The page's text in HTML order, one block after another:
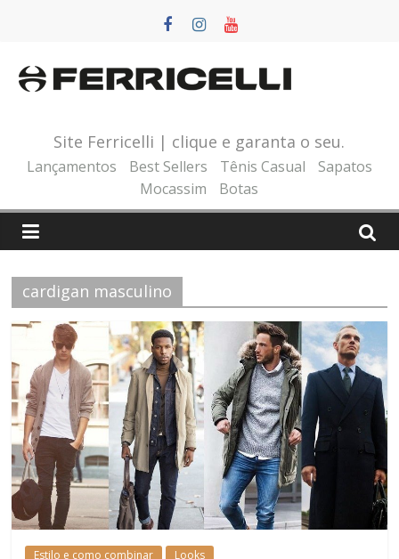
conteúdo
Site Ferricelli | clique e garanta o seu.
Lançamentos Best Sellers Tênis Casual
Sapatos
Mocassim
Botas
cardigan masculino
Estilo e como combinar Looks